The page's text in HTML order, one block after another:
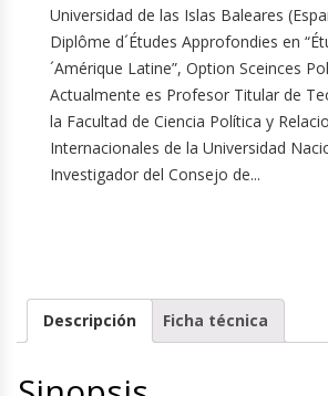
Universidad de las Islas Baleares
Diplôme d´Études Approfondies en
´Amérique Latine”, Option Sceinces
Actualmente es Profesor Titular de
la Facultad de Ciencia Política y
Internacionales de la Universidad
Investigador del Consejo de...
Descripción Ficha técnica